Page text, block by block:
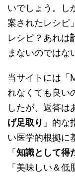
いでしょう。し
案されたレシピ
レシピ？あれは
まないのではな
当サイトには「
れなくても良い
したが、返答は
げ足取り 」的な
い医学的根拠に
「知識として得
「美味しい＆